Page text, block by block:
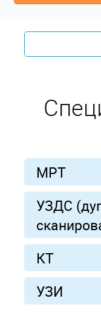
МРТ
УЗДС
КТ
УЗИ